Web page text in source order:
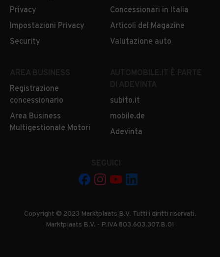
Privacy
Impostazioni Privacy
Security
Concessionari in Italia
Articoli del Magazine
Valutazione auto
Registrazione
concessionario
Area Business
Multigestionale Motori
subito.it
mobile.de
Adevinta
Copyright © 2023 Marktplaats B.V. Tutti i diritti riservati.
Marktplaats B.V. - P.IVA 803.603.307.B.01